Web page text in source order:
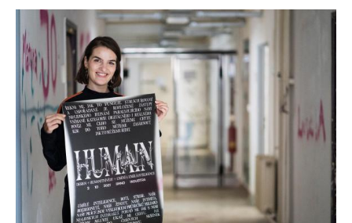
podle absolventky FaVU VUT dokonalá krása.